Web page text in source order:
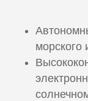
морского